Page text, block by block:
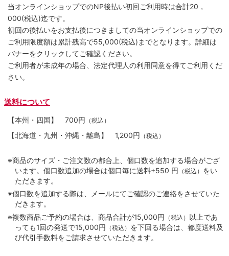
当オンラインショップでのNP後払い初回ご利用時は合計20，
000(税込)迄です。
初回の後払いをお支払後につきましての当オンラインショップでの
ご利用限度額は累計残高で55,000(税込)までとなります。詳細は
バナーをクリックしてご確認ください。
ご利用者が未成年の場合、法定代理人の利用同意を得てご利用くだ
さい。
送料について
【本州・四国】 700円 （税込）
【北海道・九州・沖縄・離島】 1,200円 （税込）
※商品のサイズ・ご注文数の都合上、個口数を追加する場合がござ
います。個口数追加の場合は個口毎に送料+550 円 （税込） をい
ただきます。
※個口数を追加する際は、メールにてご確認のご連絡をさせていた
だきます。
※複数商品ご予約の場合は、商品合計が15,000円 （税込） 以上であ
っても1回の発送で15,000円 （税込） を下回る場合は、都度送料及
び代引手数料をご請求させていただきます。